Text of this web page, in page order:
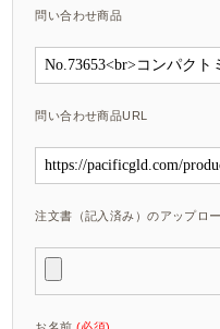
問い合わせ商品
問い合わせ商品URL
注文書（記入済み）のアップロ